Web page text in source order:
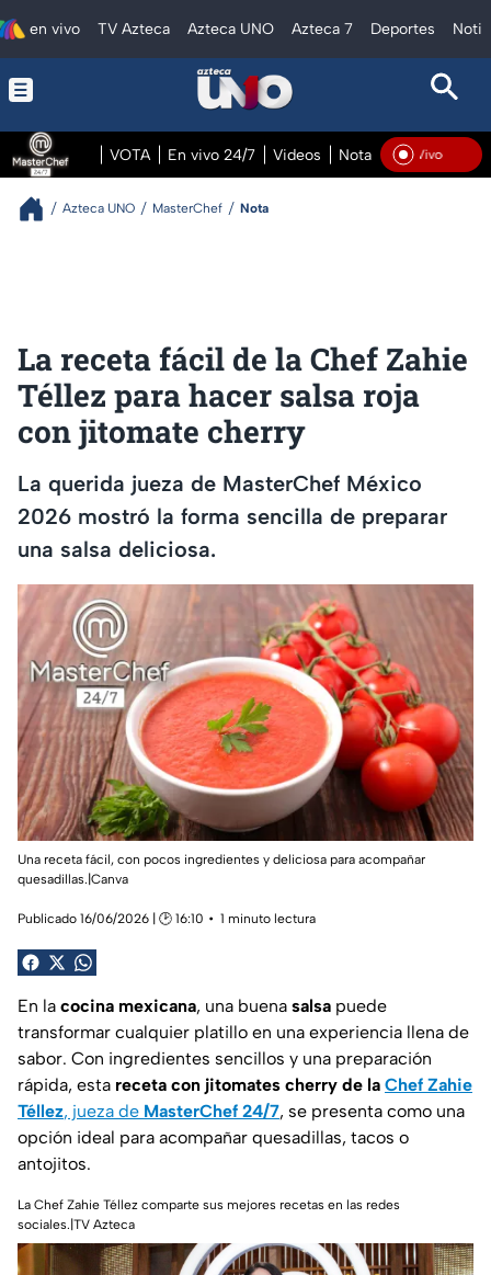
en vivo TV Azteca Azteca UNO Azteca 7 Deportes
VOTA En vivo 24/7 Videos Notas En vivo
En Vivo
Azteca UNO MasterChef Nota
La receta fácil de la Chef Zahie
Téllez para hacer salsa roja
con jitomate cherry
La querida jueza de MasterChef México
2026 mostró la forma sencilla de preparar
una salsa deliciosa.
Una receta fácil, con pocos ingredientes y deliciosa para acompañar
quesadillas.|Canva
Publicado 16/06/2026 | 🕑 16:10 1 minuto lectura
En la cocina mexicana, una buena salsa puede
transformar cualquier platillo en una experiencia llena de
sabor. Con ingredientes sencillos y una preparación
rápida, esta receta con jitomates cherry de la Chef Zahie
Téllez, jueza de MasterChef 24/7, se presenta como una
opción ideal para acompañar quesadillas, tacos o
antojitos.
La Chef Zahie Téllez comparte sus mejores recetas en las redes
sociales.|TV Azteca